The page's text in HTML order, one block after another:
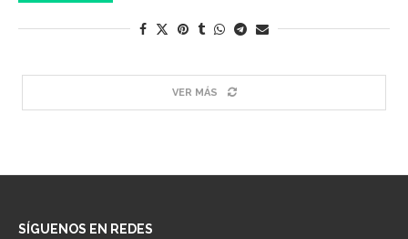
VER MÁS
SÍGUENOS EN REDES